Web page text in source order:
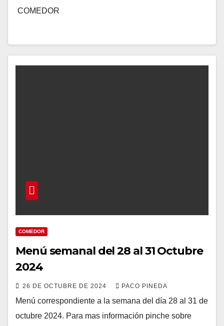
COMEDOR
COMEDOR
Menú semanal del 28 al 31 Octubre
2024
26 DE OCTUBRE DE 2024 PACO PINEDA
Menú correspondiente a la semana del día 28 al 31 de
octubre 2024. Para mas información pinche sobre